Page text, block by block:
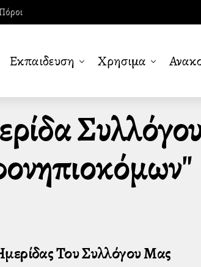
Εκπαιδευση Χρησιμα
Του Συλλόγου Μας